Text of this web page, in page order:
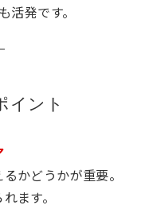
発です。
イント
かどうかが重要。
ます。